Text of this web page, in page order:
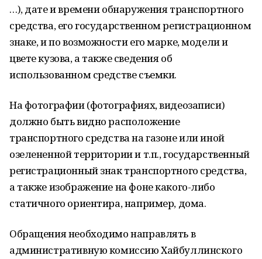
…), дате и времени обнаружения транспортного
средства, его государственном регистрационном
знаке, и по возможности его марке, модели и
цвете кузова, а также сведения об
использованном средстве съемки.
На фотографии (фотографиях, видеозаписи)
должно быть видно расположение
транспортного средства на газоне или иной
озелененной территории и т.п., государственный
регистрационный знак транспортного средства,
а также изображение на фоне какого-либо
статичного ориентира, например, дома.
Обращения необходимо направлять в
административную комиссию Хайбуллинского